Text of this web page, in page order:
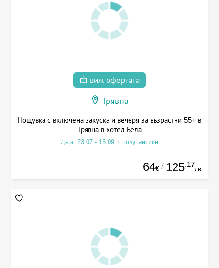
виж офертата
Трявна
Нощувка с включена закуска и вечеря за възрастни 55+ в
Трявна в хотел Бела
Дата: 23.07 - 15.09 + полупансион
64€ / 125.17
лв.